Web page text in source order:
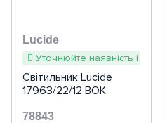
Lucide
Уточнюйте наявність і
Світильник Lucide
17963/22/12 BOK
78843